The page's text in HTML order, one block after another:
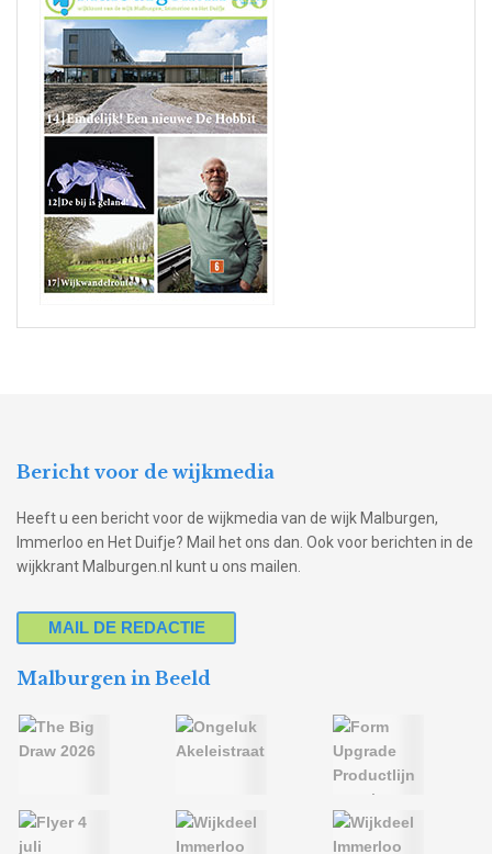
Bericht voor de wijkmedia
Heeft u een bericht voor de wijkmedia van de wijk Malburgen,
Immerloo en Het Duifje? Mail het ons dan. Ook voor berichten in de
wijkkrant Malburgen.nl kunt u ons mailen.
MAIL DE REDACTIE
Malburgen in Beeld